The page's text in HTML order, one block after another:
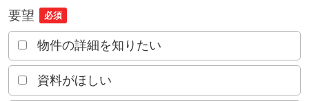
要望 必須
物件の詳細を知りたい
資料がほしい